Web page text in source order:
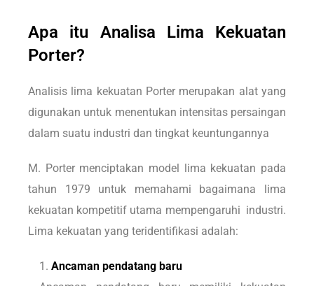
Apa itu Analisa Lima Kekuatan
Porter?
Analisis lima kekuatan Porter merupakan alat yang
digunakan untuk menentukan intensitas persaingan
dalam suatu industri dan tingkat keuntungannya
M. Porter menciptakan model lima kekuatan pada
tahun 1979 untuk memahami bagaimana lima
kekuatan kompetitif utama mempengaruhi industri.
Lima kekuatan yang teridentifikasi adalah:
Ancaman pendatang baru